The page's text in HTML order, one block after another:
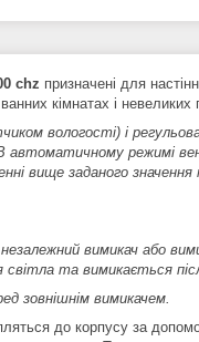
chz призначені для
кімнатах і невеликих
вологості) і
В автоматичному режимі
вище заданого
вимикач або
та вимикається
зовнішнім вимикачем.
до корпусу за